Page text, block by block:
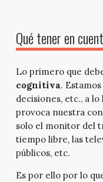
Qué tener en
Lo primero que
cognitiva.
decisiones, etc., a
provoca nuestra
solo el monitor del
tiempo libre, las
públicos, etc.
Es por ello por lo